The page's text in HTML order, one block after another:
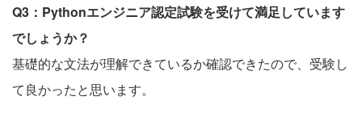
Q3：Pythonエンジニア認定試験を受けて満足しています
でしょうか？
基礎的な文法が理解できているか確認できたので、受験し
て良かったと思います。